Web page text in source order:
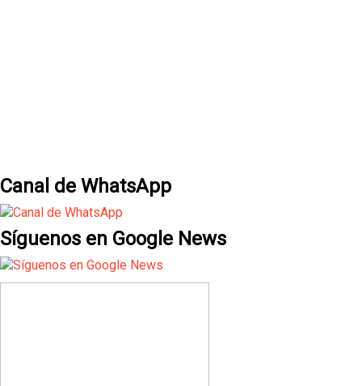
Canal de WhatsApp
Síguenos en Google News